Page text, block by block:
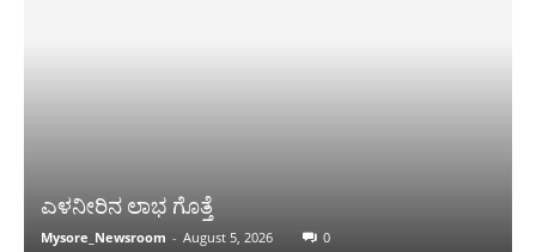
ಎಳನೀರಿನ ಲಾಭ ಗೊತ್ತೆ
Mysore_Newsroom - August 5, 2026 0